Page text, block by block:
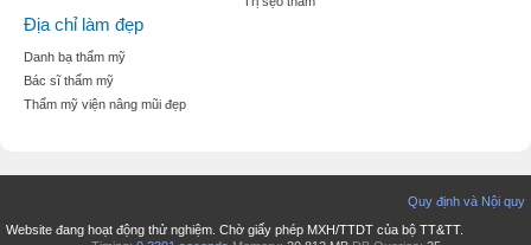
Địa chỉ làm đẹp
Danh bạ thẩm mỹ
Bác sĩ thẩm mỹ
Thẩm mỹ viện nâng mũi đẹp
Quy định và Nội quy
Website đang hoạt động thử nghiệm. Chờ giấy phép MXH/TTDT của bộ TT&TT.